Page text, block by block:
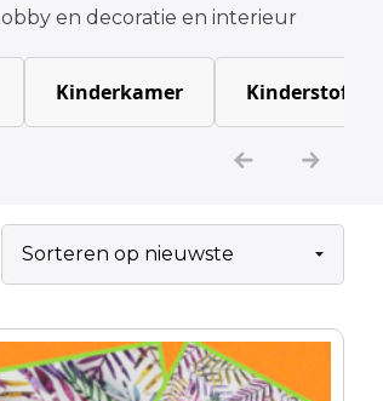
en decoratie en interieur
Kinderkamer Kinderstoffen